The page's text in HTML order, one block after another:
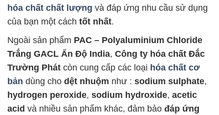
hóa chất chất lượng và đáp ứng nhu cầu sử dụng
của bạn một cách tốt nhất.
Ngoài sản phẩm PAC – Polyaluminium Chloride
Trắng GACL Ấn Độ India, Công ty hóa chất Đắc
Trường Phát còn cung cấp các loại hóa chất cơ
bản dùng cho dệt nhuộm như : sodium sulphate,
hydrogen peroxide, sodium hydroxide, acetic
acid và nhiều sản phẩm khác, đảm bảo đáp ứng